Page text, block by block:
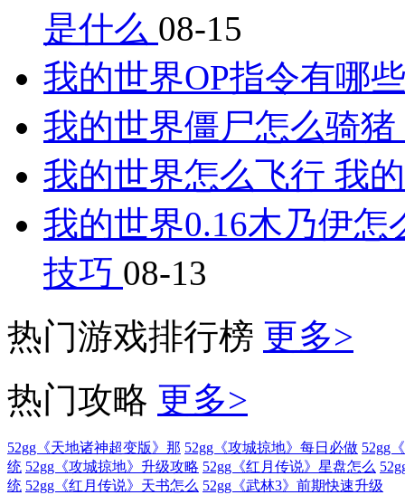
是什么 08-15
我的世界OP指令有哪
我的世界僵尸怎么骑
我的世界怎么飞行 我
我的世界0.16木乃伊怎
技巧 08-13
热门游戏排行榜 更多>
热门攻略 更多>
52gg《天地诸神超变版》那 52gg《攻城掠地》每日必做 52gg
统 52gg《攻城掠地》升级攻略 52gg《红月传说》星盘怎么
统 52gg《红月传说》天书怎么 52gg《武林3》前期快速升级